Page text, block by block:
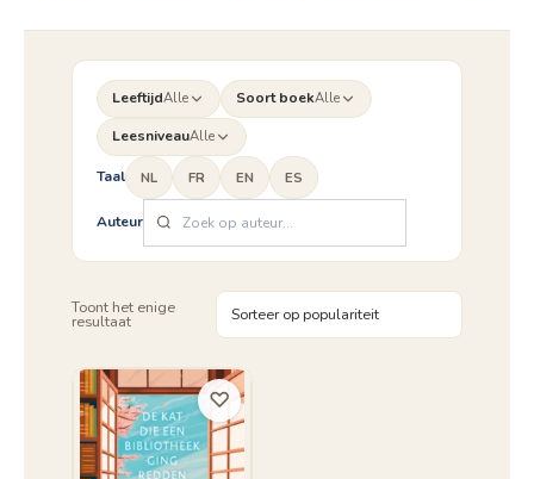
LeeftijdAlle Soort boekAlle
LeesniveauAlle
Taal NL FR EN ES
Auteur
Toont het enige
resultaat
♡